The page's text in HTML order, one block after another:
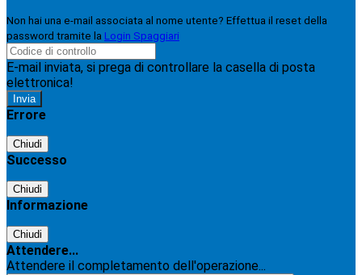
Non hai una e-mail associata al nome utente? Effettua il reset della
password tramite la Login Spaggiari
E-mail inviata, si prega di controllare la casella di posta
elettronica!
Errore
Chiudi
Successo
Chiudi
Informazione
Chiudi
Attendere...
Attendere il completamento dell'operazione...